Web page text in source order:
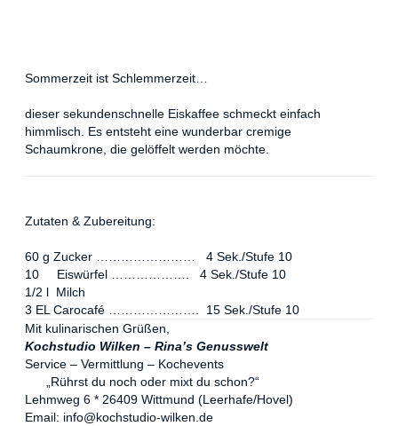
Sommerzeit ist Schlemmerzeit…
dieser sekundenschnelle Eiskaffee schmeckt einfach
himmlisch. Es entsteht eine wunderbar cremige
Schaumkrone, die gelöffelt werden möchte.
Zutaten & Zubereitung:
60 g Zucker …………………… 4 Sek./Stufe 10
10 Eiswürfel ………………. 4 Sek./Stufe 10
1/2 l Milch
3 EL Carocafé …………………. 15 Sek./Stufe 10
Mit kulinarischen Grüßen,
Kochstudio Wilken – Rina’s Genusswelt
Service – Vermittlung –Kochevents
„Rührst du noch oder mixt du schon?“
Lehmweg 6 * 26409 Wittmund (Leerhafe/Hovel)
Email: info@kochstudio-wilken.de